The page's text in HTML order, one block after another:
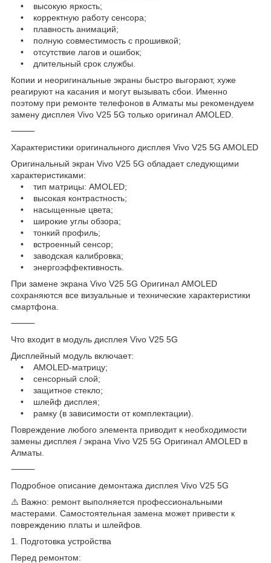
• высокую яркость;
• корректную работу сенсора;
• плавность анимаций;
• полную совместимость с прошивкой;
• отсутствие лагов и ошибок;
• длительный срок службы.
Копии и неоригинальные экраны быстро выгорают, хуже
реагируют на касания и могут вызывать сбои. Именно
поэтому при ремонте телефонов в Алматы мы рекомендуем
замену дисплея Vivo V25 5G только оригинал AMOLED.
⸻
Характеристики оригинального дисплея Vivo V25 5G AMOLED
Оригинальный экран Vivo V25 5G обладает следующими
характеристиками:
• тип матрицы: AMOLED;
• высокая контрастность;
• насыщенные цвета;
• широкие углы обзора;
• тонкий профиль;
• встроенный сенсор;
• заводская калибровка;
• энергоэффективность.
При замене экрана Vivo V25 5G Оригинал AMOLED
сохраняются все визуальные и технические характеристики
смартфона.
⸻
Что входит в модуль дисплея Vivo V25 5G
Дисплейный модуль включает:
• AMOLED-матрицу;
• сенсорный слой;
• защитное стекло;
• шлейф дисплея;
• рамку (в зависимости от комплектации).
Повреждение любого элемента приводит к необходимости
замены дисплея / экрана Vivo V25 5G Оригинал AMOLED в
Алматы.
⸻
Подробное описание демонтажа дисплея Vivo V25 5G
⚠️ Важно: ремонт выполняется профессиональными
мастерами. Самостоятельная замена может привести к
повреждению платы и шлейфов.
1. Подготовка устройства
Перед ремонтом: